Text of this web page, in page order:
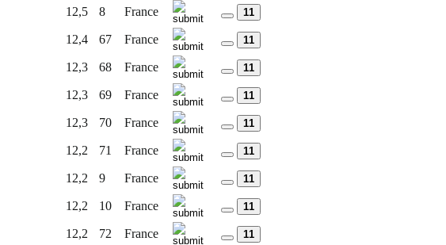
12,5 8 France 11
12,4 67 France 11
12,3 68 France 11
12,3 69 France 11
12,3 70 France 11
12,2 71 France 11
12,2 9 France 11
12,2 10 France 11
12,2 72 France 11